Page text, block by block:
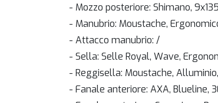
- Mozzo posteriore: Shimano,
- Manubrio: Moustache,
- Attacco manubrio: /
- Sella: Selle Royal, Wave,
- Reggisella: Moustache,
- Fanale anteriore: AXA, Blueline,